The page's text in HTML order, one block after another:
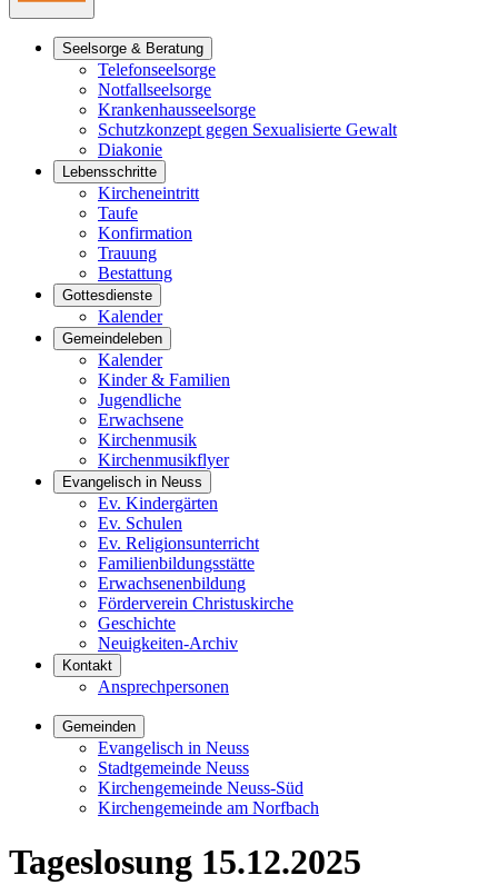
Seelsorge & Beratung
Telefonseelsorge
Notfallseelsorge
Krankenhausseelsorge
Schutzkonzept gegen Sexualisierte Gewalt
Diakonie
Lebensschritte
Kircheneintritt
Taufe
Konfirmation
Trauung
Bestattung
Gottesdienste
Kalender
Gemeindeleben
Kalender
Kinder & Familien
Jugendliche
Erwachsene
Kirchenmusik
Kirchenmusikflyer
Evangelisch in Neuss
Ev. Kindergärten
Ev. Schulen
Ev. Religionsunterricht
Familienbildungsstätte
Erwachsenenbildung
Förderverein Christuskirche
Geschichte
Neuigkeiten-Archiv
Kontakt
Ansprechpersonen
Gemeinden
Evangelisch in Neuss
Stadtgemeinde Neuss
Kirchengemeinde Neuss-Süd
Kirchengemeinde am Norfbach
Tageslosung 15.12.2025